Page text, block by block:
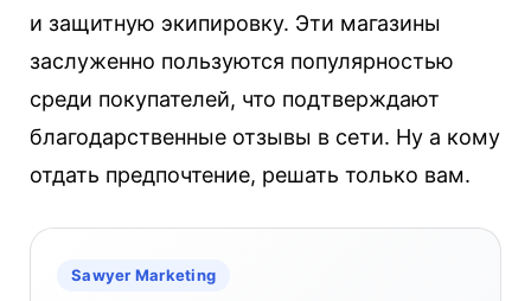
и защитную экипировку. Эти магазины
заслуженно пользуются популярностью
среди покупателей, что подтверждают
благодарственные отзывы в сети. Ну а кому
отдать предпочтение, решать только вам.
Sawyer Marketing